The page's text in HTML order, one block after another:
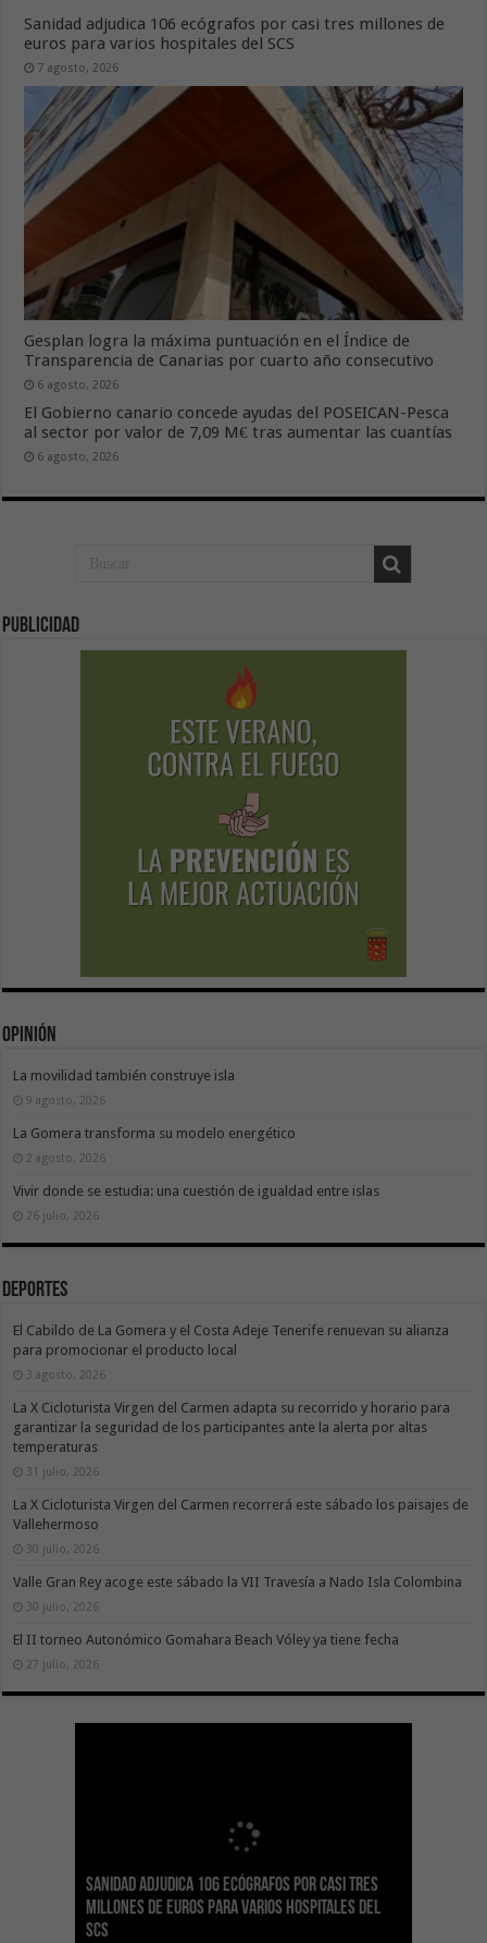
Sanidad adjudica 106 ecógrafos por casi tres millones de
euros para varios hospitales del SCS
7 agosto, 2026
Gesplan logra la máxima puntuación en el Índice de
Transparencia de Canarias por cuarto año consecutivo
6 agosto, 2026
El Gobierno canario concede ayudas del POSEICAN-Pesca
al sector por valor de 7,09 M€ tras aumentar las cuantías
6 agosto, 2026
Publicidad
Opinión
La movilidad también construye isla
9 agosto, 2026
La Gomera transforma su modelo energético
2 agosto, 2026
Vivir donde se estudia: una cuestión de igualdad entre islas
26 julio, 2026
Deportes
El Cabildo de La Gomera y el Costa Adeje Tenerife renuevan su alianza
para promocionar el producto local
3 agosto, 2026
La X Cicloturista Virgen del Carmen adapta su recorrido y horario para
garantizar la seguridad de los participantes ante la alerta por altas
temperaturas
31 julio, 2026
La X Cicloturista Virgen del Carmen recorrerá este sábado los paisajes de
Vallehermoso
30 julio, 2026
Valle Gran Rey acoge este sábado la VII Travesía a Nado Isla Colombina
30 julio, 2026
El II torneo Autonómico Gomahara Beach Vóley ya tiene fecha
27 julio, 2026
Sanidad adjudica 106 ecógrafos por casi tres
millones de euros para varios hospitales del
SCS
Gesplan logra la máxima puntuación en el
Índice de Transparencia de Canarias por cuarto
año consecutivo
El Gobierno canario concede ayudas del
POSEICAN-Pesca al sector por valor de 7,09 M€
tras aumentar las cuantías
Transición Ecológica coordina con Ashotel su
adhesión a la Red de Refugios Climáticos de
Canarias
Visocan incorpora 170 pisos a su parque de
vivienda protegida en régimen de alquiler
asequible de Tenerife
Sanidad refuerza la capacidad diagnóstica de
los centros de salud con el impulso de la
ecografía clínica